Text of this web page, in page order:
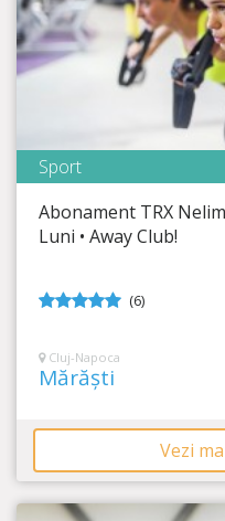
Sport
Abonament TRX
Luni • Away Club!
(6)
Cluj-Napoca
Mărăști
Vezi